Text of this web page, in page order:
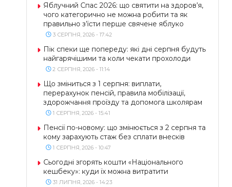
Яблучний Спас 2026: що святити на здоров’я,
чого категорично не можна робити та як
правильно з’їсти перше свячене яблуко
3 СЕРПНЯ, 2026 - 17:42
Пік спеки ще попереду: які дні серпня будуть
найгарячішими та коли чекати прохолоди
2 СЕРПНЯ, 2026 - 11:14
Що зміниться з 1 серпня: виплати,
перерахунок пенсій, правила мобілізації,
здорожчання проїзду та допомога школярам
1 СЕРПНЯ, 2026 - 15:41
Пенсії по-новому: що змінюється з 2 серпня та
кому зарахують стаж без сплати внесків
1 СЕРПНЯ, 2026 - 10:47
Сьогодні згорять кошти «Національного
кешбеку»: куди їх можна витратити
31 ЛИПНЯ, 2026 - 14:23